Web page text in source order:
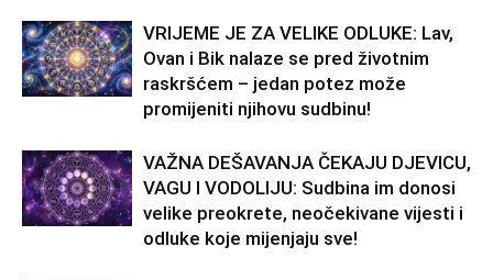
VRIJEME JE ZA VELIKE ODLUKE: Lav,
Ovan i Bik nalaze se pred životnim
raskršćem – jedan potez može
promijeniti njihovu sudbinu!
VAŽNA DEŠAVANJA ČEKAJU DJEVICU,
VAGU I VODOLIJU: Sudbina im donosi
velike preokrete, neočekivane vijesti i
odluke koje mijenjaju sve!